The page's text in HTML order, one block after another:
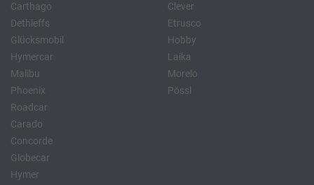
Carthago
Dethleffs
Glücksmobil
Hymercar
Malibu
Phoenix
Roadcar
Clever
Etrusco
Hobby
Laika
Morelo
Pössl
Carado
Concorde
Globecar
Hymer